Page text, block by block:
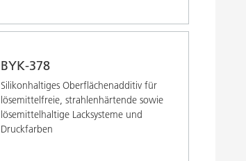
BYK-378
Silikonhaltiges Oberflächenadditiv für
lösemittelfreie, strahlenhärtende sowie
lösemittelhaltige Lacksysteme und
Druckfarben